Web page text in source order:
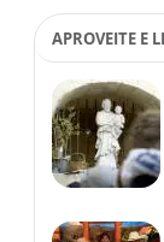
APROVEITE E